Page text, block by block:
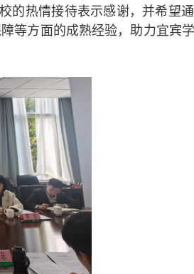
热情接待表示感谢，并希望通
等方面的成熟经验，助力宜宾